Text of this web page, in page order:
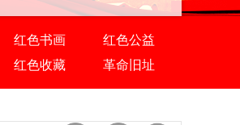
红色书画
红色公益
红色收藏
革命旧址